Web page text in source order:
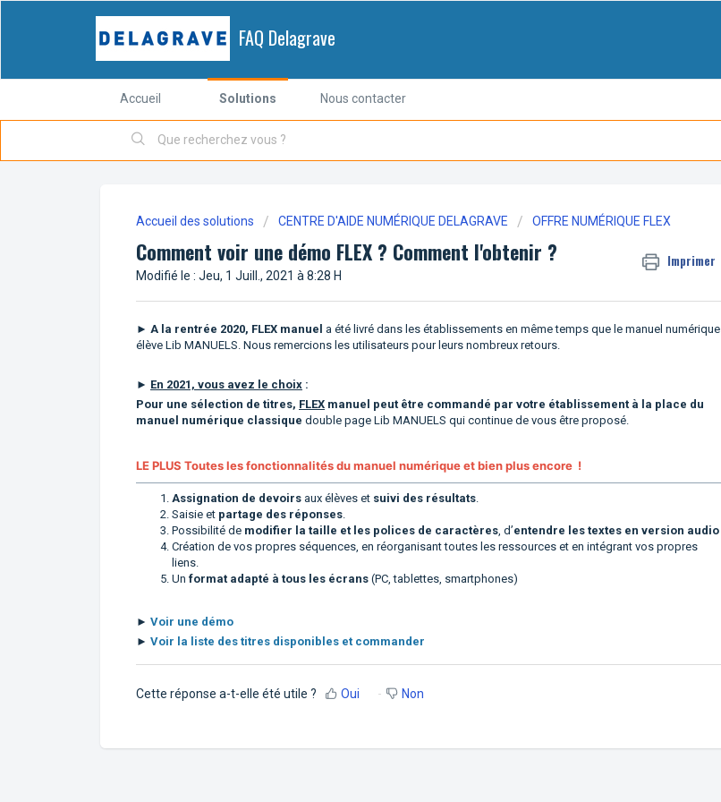
FAQ Delagrave
Accueil Solutions Nous contacter
Accueil des solutions CENTRE D'AIDE NUMÉRIQUE DELAGRAVE OFFRE NUMÉRIQUE FLEX
Comment voir une démo FLEX ? Comment l'obtenir ? Imprimer
Modifié le : Jeu, 1 Juill., 2021 à 8:28 H
► A la rentrée 2020, FLEX manuel a été livré dans les établissements en même temps que le manuel numérique
élève Lib MANUELS. Nous remercions les utilisateurs pour leurs nombreux retours.
► En 2021, vous avez le choix :
Pour une sélection de titres, FLEX manuel peut être commandé par votre établissement à la place du
manuel numérique classique double page Lib MANUELS qui continue de vous être proposé.
LE PLUS Toutes les fonctionnalités du manuel numérique et bien plus encore !
Assignation de devoirs aux élèves et suivi des résultats
Saisie et partage des réponses
Possibilité de modifier la taille et les polices de caractères , d’entendre les textes en version audio
Création de vos propres séquences, en réorganisant toutes les ressources et en intégrant vos propres
liens.
Un format adapté à tous les écrans (PC, tablettes, smartphones)
► Voir une démo
► Voir la liste des titres disponibles et commander
Cette réponse a-t-elle été utile ? Oui Non